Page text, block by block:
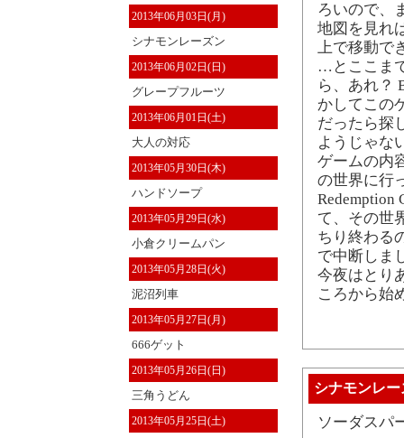
2013年06月03日(月)
シナモンレーズン
2013年06月02日(日)
グレープフルーツ
2013年06月01日(土)
大人の対応
2013年05月30日(木)
ハンドソープ
2013年05月29日(水)
小倉クリームパン
2013年05月28日(火)
泥沼列車
2013年05月27日(月)
666ゲット
2013年05月26日(日)
三角うどん
2013年05月25日(土)
ろいので、
地図を見れ
上で移動で
…とここま
ら、あれ？
かしてこの
だったら探
ようじゃな
ゲームの内
の世界に行
Redemption
て、その世
ちり終わる
で中断しま
今夜はとり
ころから始
シナモンレー
ソーダスパ